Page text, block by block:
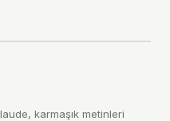
karmaşık metinleri